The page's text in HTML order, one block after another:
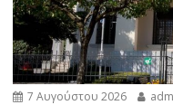
7 Αυγούστου 2026